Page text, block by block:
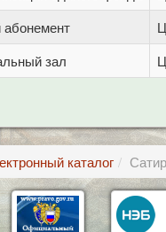
зал
каталог